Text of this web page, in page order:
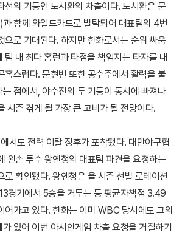
선의 기둥인 노시환의 차출이다. 노시환은 문
함께 와일드카드로 발탁되어 대표팀의 4번
으로 기대된다. 하지만 한화로서는 순위 싸움
팀 내 최다 홈런과 타점을 책임지는 타자를 내
혹스럽다. 문현빈 또한 공수주에서 활력을 불
점에서, 야수진의 두 기둥이 동시에 빠져나
시즌 겪게 될 가장 큰 고비가 될 전망이다.
서도 전력 이탈 징후가 포착됐다. 대만야구협
왼손 투수 왕옌청의 대표팀 파견을 요청하는
로 확인됐다. 왕옌청은 올 시즌 선발 로테이션
경기에서 5승을 거두는 등 평균자책점 3.49
어가고 있다. 한화는 이미 WBC 당시에도 그의
있어 이번 아시안게임 차출 요청을 거절하기